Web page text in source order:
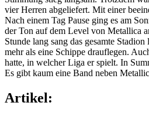
vier Herren abgeliefert. Mit einer
Nach einem Tag Pause ging es am
der Ton auf dem Level von Metallica
Stunde lang sang das gesamte
mehr als eine Schippe drauflegen.
hatte, in welcher Liga er spielt. In
Es gibt kaum eine Band neben
Artikel: